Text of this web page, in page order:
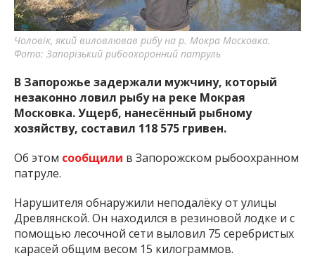
важную информацию о событиях
города Запорожья и области.
Чоловік, який виловлював рибу на р. Мокра Московка.
Фото: Запорізький рибоохоронний патруль
В Запорожье задержали мужчину, который
незаконно ловил рыбу на реке Мокрая
Московка. Ущерб, нанесённый рыбному
хозяйству, составил 118 575 гривен.
Об этом сообщили в Запорожском рыбоохранном
патруле.
Нарушителя обнаружили неподалёку от улицы
Древлянской. Он находился в резиновой лодке и с
помощью лесочной сети выловил 75 серебристых
карасей общим весом 15 килограммов.